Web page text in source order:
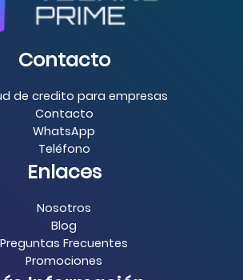
Contacto
de credito para empresas
Contacto
WhatsApp
Teléfono
Enlaces
Nosotros
Blog
Preguntas Frecuentes
Promociones